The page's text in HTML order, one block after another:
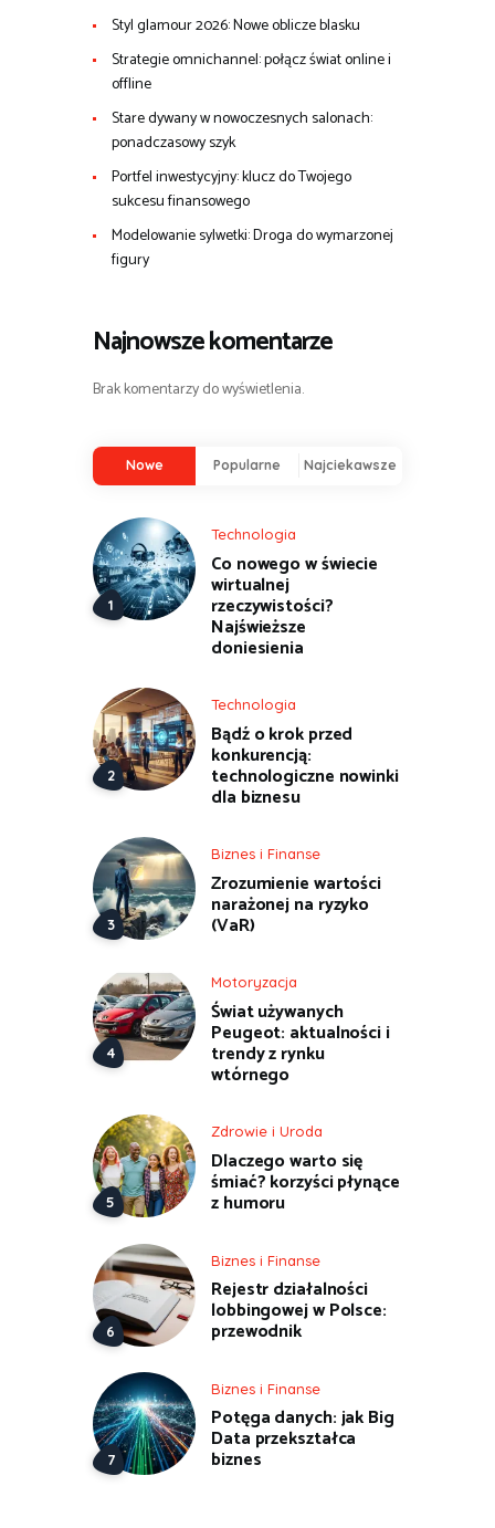
Styl glamour 2026: Nowe oblicze blasku
Strategie omnichannel: połącz świat online i
offline
Stare dywany w nowoczesnych salonach:
ponadczasowy szyk
Portfel inwestycyjny: klucz do Twojego
sukcesu finansowego
Modelowanie sylwetki: Droga do wymarzonej
figury
Najnowsze komentarze
Brak komentarzy do wyświetlenia.
Nowe Popularne Najciekawsze
Technologia
Co nowego w świecie
wirtualnej
rzeczywistości?
Najświeższe
doniesienia
Technologia
Bądź o krok przed
konkurencją:
technologiczne nowinki
dla biznesu
Biznes i Finanse
Zrozumienie wartości
narażonej na ryzyko
(VaR)
Motoryzacja
Świat używanych
Peugeot: aktualności i
trendy z rynku
wtórnego
Zdrowie i Uroda
Dlaczego warto się
śmiać? korzyści płynące
z humoru
Biznes i Finanse
Rejestr działalności
lobbingowej w Polsce:
przewodnik
Biznes i Finanse
Potęga danych: jak Big
Data przekształca
biznes